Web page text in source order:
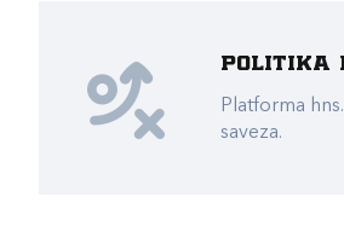
Politika
Platforma
saveza.